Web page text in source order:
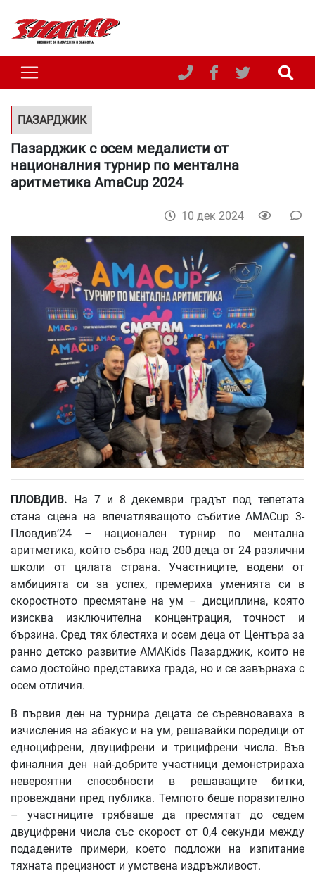
ПАЗАРДЖИК
Пазарджик с осем медалисти от
националния турнир по ментална
аритметика AmaCup 2024
10 дек 2024
ПЛОВДИВ. На 7 и 8 декември градът под тепетата
стана сцена на впечатляващото събитие AMACup 3-
Пловдив’24 – национален турнир по ментална
аритметика, който събра над 200 деца от 24 различни
школи от цялата страна. Участниците, водени от
амбицията си за успех, премериха уменията си в
скоростното пресмятане на ум – дисциплина, която
изисква изключителна концентрация, точност и
бързина. Сред тях блестяха и осем деца от Центъра за
ранно детско развитие AMAKids Пазарджик, които не
само достойно представиха града, но и се завърнаха с
осем отличия.
В първия ден на турнира децата се съревноваваха в
изчисления на абакус и на ум, решавайки поредици от
едноцифрени, двуцифрени и трицифрени числа. Във
финалния ден най-добрите участници демонстрираха
невероятни способности в решаващите битки,
провеждани пред публика. Темпото беше поразително
– участниците трябваше да пресмятат до седем
двуцифрени числа със скорост от 0,4 секунди между
подадените примери, което подложи на изпитание
тяхната прецизност и умствена издръжливост.